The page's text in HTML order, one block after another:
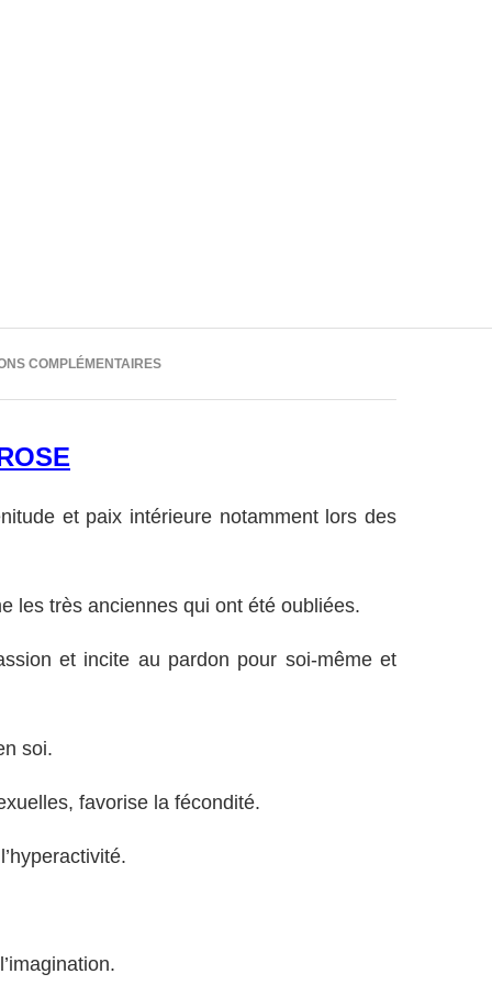
COMPLÉMENTAIRES
et paix intérieure notamment lors des
les très anciennes qui ont été oubliées.
et incite au pardon pour soi-même et
soi.
favorise la fécondité.